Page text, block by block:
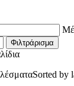
Φιλτράρισμα
Sorted by